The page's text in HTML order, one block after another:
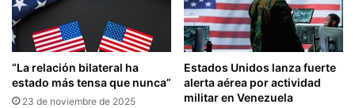
“La relación bilateral ha
estado más tensa que nunca”
23 de noviembre de 2025
Estados Unidos lanza fuerte
alerta aérea por actividad
militar en Venezuela